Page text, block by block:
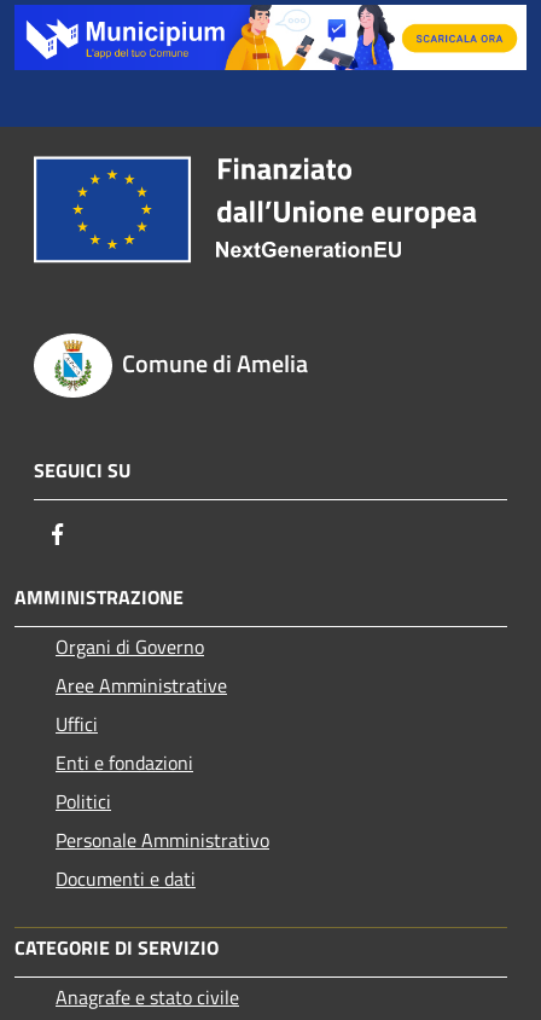
Comune di Amelia
SEGUICI SU
AMMINISTRAZIONE
Organi di Governo
Aree Amministrative
Uffici
Enti e fondazioni
Politici
Personale Amministrativo
Documenti e dati
CATEGORIE DI SERVIZIO
Anagrafe e stato civile